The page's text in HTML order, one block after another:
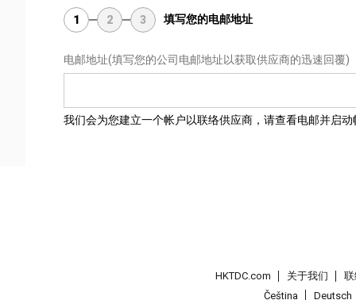
1 2 3 填写您的电邮地址
电邮地址(填写您的公司电邮地址以获取供应商的迅速回覆)
我们会为您建立一个帐户以联络供应商，请查看电邮并启动
HKTDC.com 关于我们
Čeština
Deutsch